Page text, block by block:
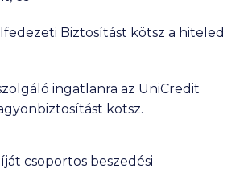
Biztosítást kötsz a hiteled
ingatlanra az UniCredit
kötsz.
csoportos beszedési